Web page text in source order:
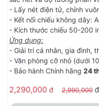
- Lấy nét điện tử, chỉnh
- Kết nối chiếu không dây:
- Kích thước chiếu 50-200
Ứng dụng:
- Giải trí cá nhân, gia đình,
- Văn phòng cỡ nhỏ (dưới
- Bảo hành Chính hãng 24
2,290,000 đ 2,990,000 đ